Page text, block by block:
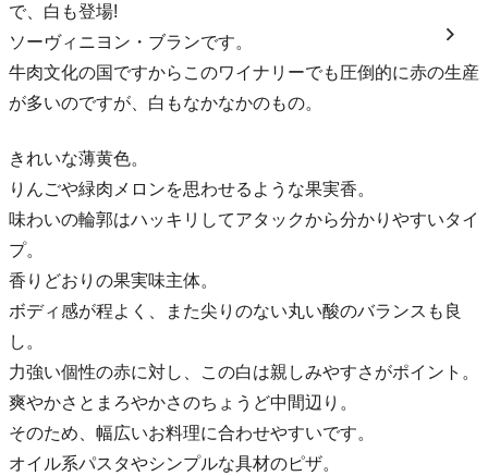
で、白も登場!
ソーヴィニヨン・ブランです。
牛肉文化の国ですからこのワイナリーでも圧倒的に赤の生産
が多いのですが、白もなかなかのもの。
きれいな薄黄色。
りんごや緑肉メロンを思わせるような果実香。
味わいの輪郭はハッキリしてアタックから分かりやすいタイ
プ。
香りどおりの果実味主体。
ボディ感が程よく、また尖りのない丸い酸のバランスも良
し。
力強い個性の赤に対し、この白は親しみやすさがポイント。
爽やかさとまろやかさのちょうど中間辺り。
そのため、幅広いお料理に合わせやすいです。
オイル系パスタやシンプルな具材のピザ。